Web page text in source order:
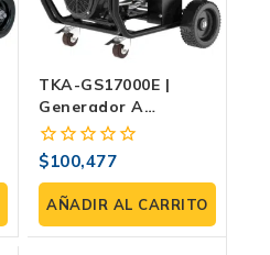
TKA-GS17000E |
Generador A
Gasolina 17 KW
Monofásico/trifásico
Con Salida
Equitativa Y Tanque
0
fuera
de
5
$100,477
AÑADIR AL CARRITO